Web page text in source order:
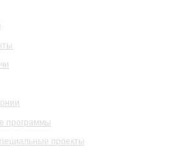
программы
проекты